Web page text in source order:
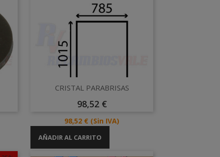
Vista rápida
CRISTAL PARABRISAS
Precio
98,52 €
Precio
98,52 € (Sin IVA)
AÑADIR AL CARRITO